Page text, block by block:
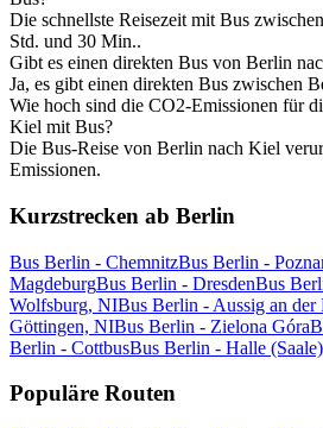
Die schnellste Reisezeit mit Bus
Std. und 30 Min..
Gibt es einen direkten Bus von Berlin
Ja, es gibt einen direkten Bus zwischen
Wie hoch sind die CO2-Emissionen für
Kiel mit Bus?
Die Bus-Reise von Berlin nach Kiel
Emissionen.
Kurzstrecken ab Berlin
Bus Berlin - ChemnitzBus Berlin -
MagdeburgBus Berlin - DresdenBus
Wolfsburg, NIBus Berlin - Aussig an der
Göttingen, NIBus Berlin - Zielona Góra
Berlin - CottbusBus Berlin - Halle (Saale)
Populäre Routen